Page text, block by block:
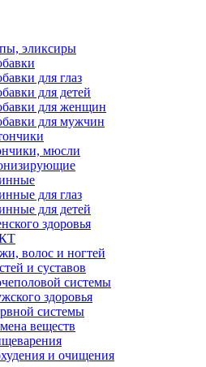
эликсиры
для глаз
для детей
для женщин
для мужчин
мюсли
для глаз
для детей
здоровья
волос и ногтей
и суставов
системы
здоровья
системы
веществ
и очищения